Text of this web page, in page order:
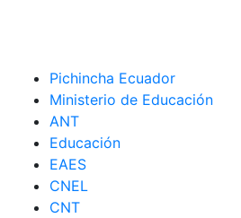
Pichincha Ecuador
Ministerio de Educación
ANT
Educación
EAES
CNEL
CNT